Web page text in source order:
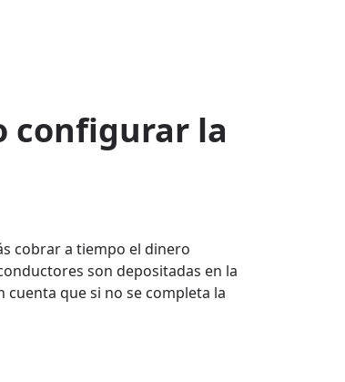
configurar la
cobrar a tiempo el dinero
son depositadas en la
que si no se completa la